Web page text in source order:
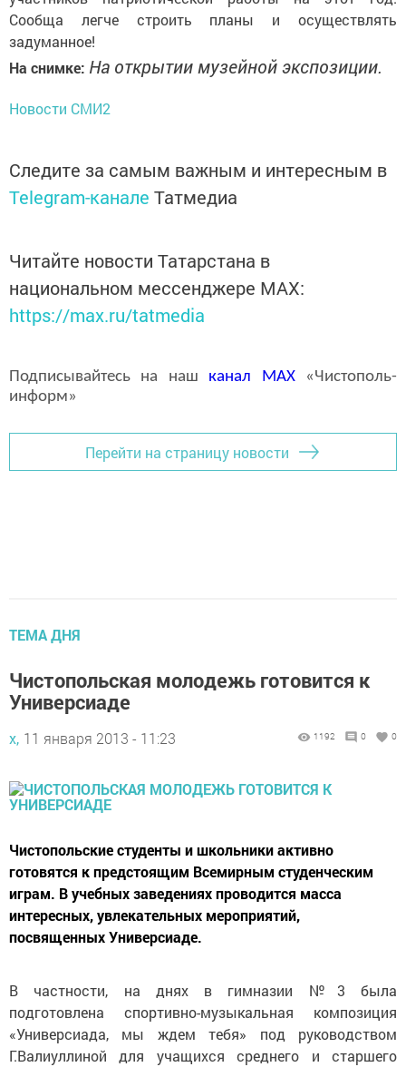
Сообща легче строить планы и осуществ­лять
задуманное!
На снимке: На открытии музейной экспозиции.
Новости СМИ2
Следите за самым важным и интересным в
Telegram-канале Татмедиа
Читайте новости Татарстана в
национальном мессенджере MАХ:
https://max.ru/tatmedia
Подписывайтесь на наш канал MAX«Чистополь-
информ»
Перейти на страницу новости
ТЕМА ДНЯ
Чистопольская молодежь готовится к
Универсиаде
х, 11 января 2013 - 11:23 1192 0 0
Чистопольские студенты и школьники активно
готовятся к предстоящим Всемирным студенческим
играм. В учебных заведениях проводится масса
интересных, увлекательных мероприятий,
посвященных Универсиаде.
В частности, на днях в гимназии №3 была
подготовлена спортивно-музыкальная композиция
«Универсиада, мы ждем тебя» под руководством
Г.Валиуллиной для учащихся среднего и старшего